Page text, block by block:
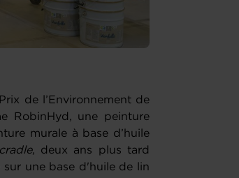
de l’Environnement de
RobinHyd, une peinture
murale à base d’huile
, deux ans plus tard
une base d'huile de lin